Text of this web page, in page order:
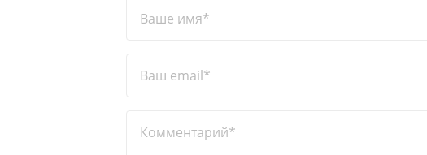
Ваше имя*
Ваш email*
Комментарий*